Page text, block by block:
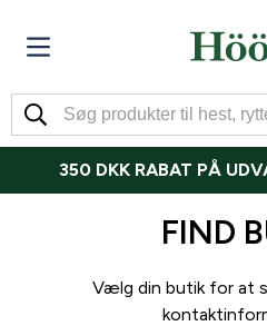
350 DKK RABAT PÅ
FIND
Vælg din butik for at